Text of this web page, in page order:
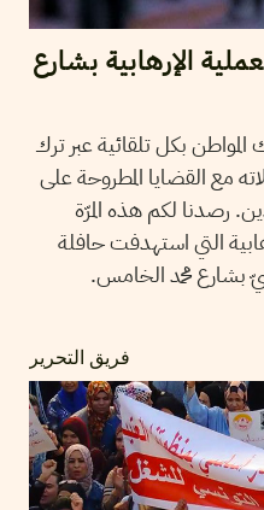
الإرهابية بشارع
بكل تلقائية عبر ترك
مع القضايا المطروحة على
رصدنا لكم هذه المرّة
التي استهدفت حافلة
بشارع محمد الخامس.
فريق التحرير